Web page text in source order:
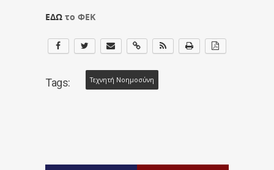
ΕΔΩ το ΦΕΚ
Tags: Τεχνητή Νοημοσύνη